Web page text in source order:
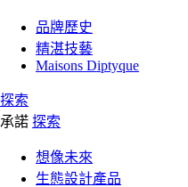
品牌歷史
精湛技藝
Maisons Diptyque
探索
承諾 探索
想像未來
生態設計產品